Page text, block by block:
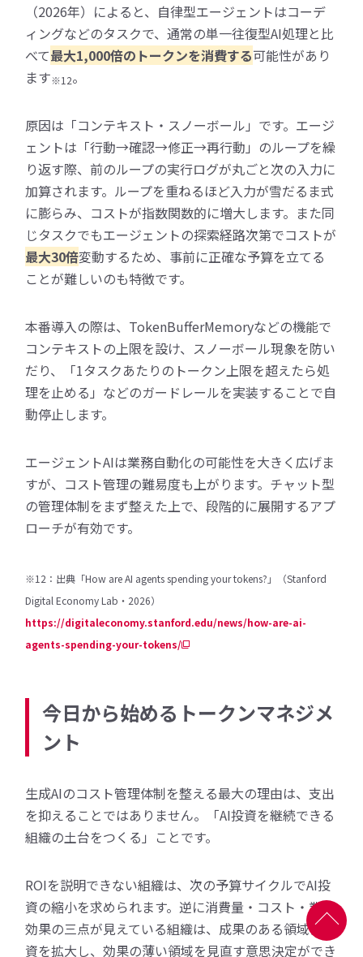
（2026年）によると、自律型エージェントはコーデ
ィングなどのタスクで、通常の単一往復型AI処理と比
べて最大1,000倍のトークンを消費する可能性があり
ます※12。
原因は「コンテキスト・スノーボール」です。エージ
ェントは「行動→確認→修正→再行動」のループを繰
り返す際、前のループの実行ログが丸ごと次の入力に
加算されます。ループを重ねるほど入力が雪だるま式
に膨らみ、コストが指数関数的に増大します。また同
じタスクでもエージェントの探索経路次第でコストが
最大30倍変動するため、事前に正確な予算を立てる
ことが難しいのも特徴です。
本番導入の際は、TokenBufferMemoryなどの機能で
コンテキストの上限を設け、スノーボール現象を防い
だり、「1タスクあたりのトークン上限を超えたら処
理を止める」などのガードレールを実装することで自
動停止します。
エージェントAIは業務自動化の可能性を大きく広げま
すが、コスト管理の難易度も上がります。チャット型
の管理体制をまず整えた上で、段階的に展開するアプ
ローチが有効です。
※12：出典「How are AI agents spending your tokens?」（Stanford
Digital Economy Lab・2026）
https://digitaleconomy.stanford.edu/news/how-are-ai-
agents-spending-your-tokens/
今日から始めるトークンマネジメ
ント
生成AIのコスト管理体制を整える最大の理由は、支出
を抑えることではありません。「AI投資を継続できる
組織の土台をつくる」ことです。
ROIを説明できない組織は、次の予算サイクルでAI投
資の縮小を求められます。逆に消費量・コスト・業務
効果の三点が見えている組織は、成果のある領域に投
資を拡大し、効果の薄い領域を見直す意思決定ができ